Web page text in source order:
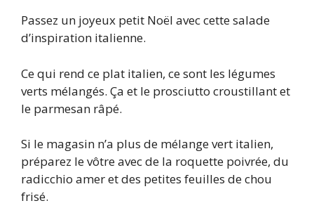
Passez un joyeux petit Noël avec cette salade
d’inspiration italienne.
Ce qui rend ce plat italien, ce sont les légumes
verts mélangés. Ça et le prosciutto croustillant et
le parmesan râpé.
Si le magasin n’a plus de mélange vert italien,
préparez le vôtre avec de la roquette poivrée, du
radicchio amer et des petites feuilles de chou
frisé.